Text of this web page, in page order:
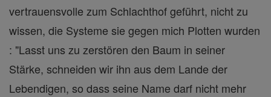
vertrauensvolle zum Schlachthof geführt, nicht zu
wissen, die Systeme sie gegen mich Plotten wurden
: "Lasst uns zu zerstören den Baum in seiner
Stärke, schneiden wir ihn aus dem Lande der
Lebendigen, so dass seine Name darf nicht mehr